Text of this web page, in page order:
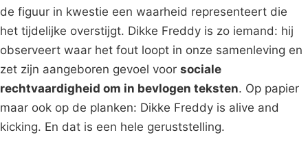
de figuur in kwestie een waarheid representeert die
het tijdelijke overstijgt. Dikke Freddy is zo iemand: hij
observeert waar het fout loopt in onze samenleving en
zet zijn aangeboren gevoel voor sociale
rechtvaardigheid om in bevlogen teksten. Op papier
maar ook op de planken: Dikke Freddy is alive and
kicking. En dat is een hele geruststelling.